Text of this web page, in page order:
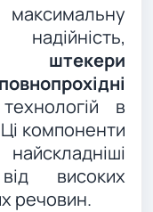
штекери
в
компоненти
високих
речовин.